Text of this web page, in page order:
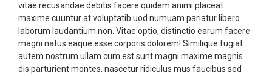
vitae recusandae debitis facere quidem animi placeat
maxime cuuntur at voluptatib uod numuam pariatur libero
laborum laudantium non. Vitae optio, distinctio earum facere
magni natus eaque esse corporis dolorem! Similique fugiat
autem nostrum ullam cum est sunt magni maxime magnis
dis parturient montes, nascetur ridiculus mus faucibus sed